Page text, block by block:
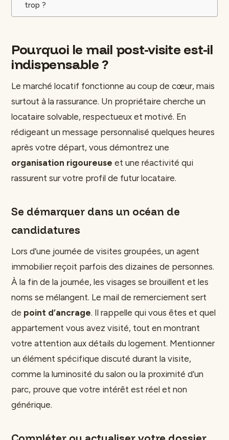
trop ?
Pourquoi le mail post-visite est-il
indispensable ?
Le marché locatif fonctionne au coup de cœur, mais
surtout à la rassurance. Un propriétaire cherche un
locataire solvable, respectueux et motivé. En
rédigeant un message personnalisé quelques heures
après votre départ, vous démontrez une
organisation rigoureuse et une réactivité qui
rassurent sur votre profil de futur locataire.
Se démarquer dans un océan de
candidatures
Lors d’une journée de visites groupées, un agent
immobilier reçoit parfois des dizaines de personnes.
À la fin de la journée, les visages se brouillent et les
noms se mélangent. Le mail de remerciement sert
de point d’ancrage. Il rappelle qui vous êtes et quel
appartement vous avez visité, tout en montrant
votre attention aux détails du logement. Mentionner
un élément spécifique discuté durant la visite,
comme la luminosité du salon ou la proximité d’un
parc, prouve que votre intérêt est réel et non
générique.